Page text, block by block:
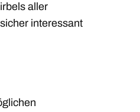
aller
interessant